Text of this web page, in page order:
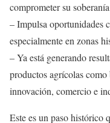
comprometer su
– Impulsa oportunidades
especialmente en zonas
– Ya está generando
productos agrícolas
innovación, comercio e
Este es un paso histórico